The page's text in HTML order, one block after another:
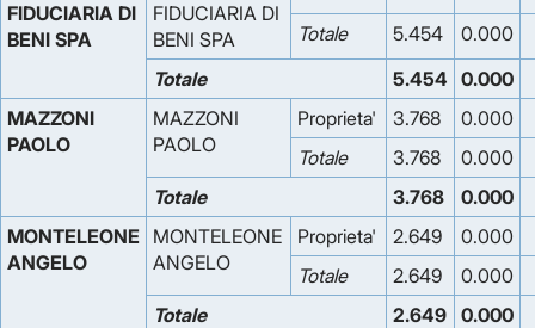
FIDUCIARIA DI
BENI SPA
FIDUCIARIA DI
BENI SPA
Totale 5.454
0.000
Totale
5.454 0.000
MAZZONI
PAOLO
MAZZONI
PAOLO
Proprieta' 3.768
0.000
Totale
3.768
0.000
Totale
3.768
0.000
MONTELEONE
ANGELO
MONTELEONE
ANGELO
Proprieta' 2.649
0.000
Totale
2.649
0.000
Totale
2.649 0.000